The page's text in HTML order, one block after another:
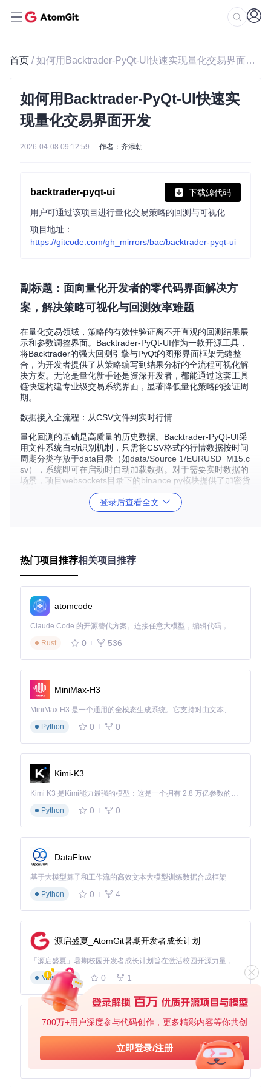
700万+用户深度参与代码创作，更多精彩内容等你共创
立即登录/注册
首页 / 如何用Backtrader-PyQt-UI快速实现量化交易界面开发
如何用Backtrader-PyQt-UI快速实
现量化交易界面开发
2026-04-08 09:12:59 作者：齐添朝
backtrader-pyqt-ui 下载源代码
项目地址：
https://gitcode.com/gh_mirrors/bac/backtrader-pyqt-ui
副标题：面向量化开发者的零代码界面解决方
案，解决策略可视化与回测效率难题
在量化交易领域，策略的有效性验证离不开直观的回测结果展
示和参数调整界面。Backtrader-PyQt-UI作为一款开源工具，
将Backtrader的强大回测引擎与PyQt的图形界面框架无缝整
合，为开发者提供了从策略编写到结果分析的全流程可视化解
决方案。无论是量化新手还是资深开发者，都能通过这套工具
链快速构建专业级交易系统界面，显著降低量化策略的验证周
期。
数据接入全流程：从CSV文件到实时行情
量化回测的基础是高质量的历史数据。Backtrader-PyQt-UI采
用文件系统自动识别机制，只需将CSV格式的行情数据按时间
周期分类存放于data目录（如data/Source 1/EURUSD_M15.c
sv），系统即可在启动时自动加载数据。对于需要实时数据的
场景，项目websockets目录下的binance.py模块提供了加密货
币市场的实时行情接入能力，通过简单配置即可实现历史数据
与实时行情的无缝切换。
据，同时便于后期维护。
策略开发与部署：3步实现交易逻辑可视化
策略开发是量化系统的核心。在strategies目录下创建策略文
件时，需确保文件名与类名保持一致（如sma_crossover.py对
应SmaCrossover类），这种约定使系统能自动识别并加载策
略。以下是快速部署策略的标准流程：
在strategies目录新建策略文件（如my_strategy.py）
继承MetaStrategy基类实现核心逻辑
系统内置的策略参数调节面板支持实时修改关键参数（如均线
周期、止损比例等），无需重启应用即可立即执行回测，大幅
提升策略迭代效率。
回测结果深度解析：从数字到决策
有效的回测结果分析需要多维度数据支撑。系统提供的交易记
录表格（如图2所示）详细记录每笔交易的开平仓时间、价格
益特征。
结果分析注意事项：关注最大回撤与连续亏损次数等风险指
议在不同市场周期（如震荡市、趋势市）分别测试，避免策略
过度拟合特定行情。
图2：交易记录详情界面，展示每笔交易的具体信息和策略绩
效指标，支持按时间和盈亏排序
进阶指南：解决实际交易场景的关键技术
1. 多指标组合策略构建
项目indicators目录提供了EMA、RSI、MACD等常用技术指标
的实现，通过组合这些指标可以构建更复杂的交易逻辑。例
如，在策略中同时调用ichimoku.py和stochastic.py模块，实现
__init__(self):
登录后查看全文
热门项目推荐相关项目推荐
atomcode
Claude Code 的开源替代方案。连接任意大模型，编辑代码，运行命令，自动验证 — 全自动执行。用 Rust 构建，极致性能。 ｜ An open-source alternative to Claude Code. Connect any LLM, edit code, run commands, and verify changes — autonomously. Built in Rust for speed. Get Started
Rust
0 536
MiniMax-H3
MiniMax H3 是一个通用的全模态生成系统。它支持对由文本、图像、视频和音频组成的多模态上下文进行统一理解，并能生成分辨率高达 2K、时长可达 15 秒的带原生立体声音频的视频。得益于面向任务泛化的系统设计，H3 在预训练阶段就已具备广泛的多模态上下文理解与生成能力，能够出色地执行复杂的多模态指令。
Python
0 0
Kimi-K3
Kimi K3 是Kimi能力最强的模型：这是一个拥有 2.8 万亿参数的混合专家（MoE）模型，具备原生视觉理解能力，并支持 100 万 token 的上下文窗口。
Python
0 0
DataFlow
基于大模型算子和工作流的高效文本大模型训练数据合成框架
Python
0 4
源启盛夏_AtomGit暑期开发者成长计划
「源启盛夏」暑期校园开发者成长计划旨在激活校园开源力量，通过积分激励、认证扶持、资源倾斜等形式，引导高校组织和开发者完成「入驻 — 建项目 — 做贡献 — 获认证 — 得资源」的完整闭环。无论你是想带领社团入驻平台的组织者，还是希望用代码贡献证明自己的开发者，都能在这里找到属于你的成长路径。
Markdown
0 1
py-xiaozhi
基于Python的Xiaozhi AI，适用于想要完整Xiaozhi体验而无需拥有专用硬件的用户。
Python
0 1